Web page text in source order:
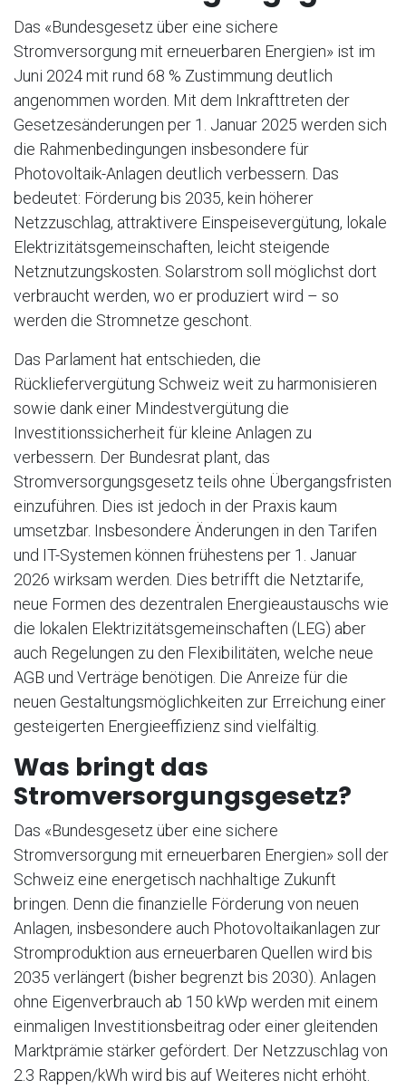
Das «Bundesgesetz über eine sichere
Stromversorgung mit erneuerbaren Energien» ist im
Juni 2024 mit rund 68 % Zustimmung deutlich
angenommen worden. Mit dem Inkrafttreten der
Gesetzesänderungen per 1. Januar 2025 werden sich
die Rahmenbedingungen insbesondere für
Photovoltaik-Anlagen deutlich verbessern. Das
bedeutet: Förderung bis 2035, kein höherer
Netzzuschlag, attraktivere Einspeisevergütung, lokale
Elektrizitätsgemeinschaften, leicht steigende
Netznutzungskosten. Solarstrom soll möglichst dort
verbraucht werden, wo er produziert wird – so
werden die Stromnetze geschont.
Das Parlament hat entschieden, die
Rückliefervergütung Schweiz weit zu harmonisieren
sowie dank einer Mindestvergütung die
Investitionssicherheit für kleine Anlagen zu
verbessern. Der Bundesrat plant, das
Stromversorgungsgesetz teils ohne Übergangsfristen
einzuführen. Dies ist jedoch in der Praxis kaum
umsetzbar. Insbesondere Änderungen in den Tarifen
und IT-Systemen können frühestens per 1. Januar
2026 wirksam werden. Dies betrifft die Netztarife,
neue Formen des dezentralen Energieaustauschs wie
die lokalen Elektrizitätsgemeinschaften (LEG) aber
auch Regelungen zu den Flexibilitäten, welche neue
AGB und Verträge benötigen. Die Anreize für die
neuen Gestaltungsmöglichkeiten zur Erreichung einer
gesteigerten Energieeffizienz sind vielfältig.
Was bringt das
Stromversorgungsgesetz?
Das «Bundesgesetz über eine sichere
Stromversorgung mit erneuerbaren Energien» soll der
Schweiz eine energetisch nachhaltige Zukunft
bringen. Denn die finanzielle Förderung von neuen
Anlagen, insbesondere auch Photovoltaikanlagen zur
Stromproduktion aus erneuerbaren Quellen wird bis
2035 verlängert (bisher begrenzt bis 2030). Anlagen
ohne Eigenverbrauch ab 150 kWp werden mit einem
einmaligen Investitionsbeitrag oder einer gleitenden
Marktprämie stärker gefördert. Der Netzzuschlag von
2.3 Rappen/kWh wird bis auf Weiteres nicht erhöht.